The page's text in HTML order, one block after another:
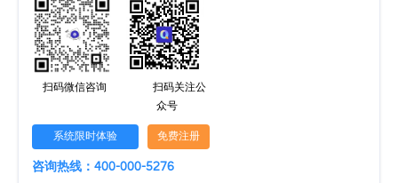
扫码微信咨询
扫码关注公
众号
系统限时体验 免费注册
咨询热线：400-000-5276